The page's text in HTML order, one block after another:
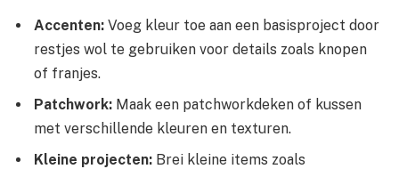
Accenten: Voeg kleur toe aan een basisproject door
restjes wol te gebruiken voor details zoals knopen
of franjes.
Patchwork: Maak een patchworkdeken of kussen
met verschillende kleuren en texturen.
Kleine projecten: Brei kleine items zoals